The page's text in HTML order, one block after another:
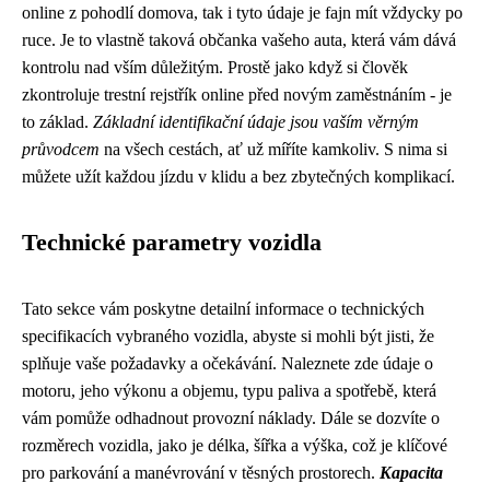
online z pohodlí domova, tak i tyto údaje je fajn mít vždycky po
ruce. Je to vlastně taková občanka vašeho auta, která vám dává
kontrolu nad vším důležitým. Prostě jako když si člověk
zkontroluje trestní rejstřík online před novým zaměstnáním - je
to základ. Základní identifikační údaje jsou vaším věrným
průvodcem na všech cestách, ať už míříte kamkoliv. S nima si
můžete užít každou jízdu v klidu a bez zbytečných komplikací.
Technické parametry vozidla
Tato sekce vám poskytne detailní informace o technických
specifikacích vybraného vozidla, abyste si mohli být jisti, že
splňuje vaše požadavky a očekávání. Naleznete zde údaje o
motoru, jeho výkonu a objemu, typu paliva a spotřebě, která
vám pomůže odhadnout provozní náklady. Dále se dozvíte o
rozměrech vozidla, jako je délka, šířka a výška, což je klíčové
pro parkování a manévrování v těsných prostorech. Kapacita